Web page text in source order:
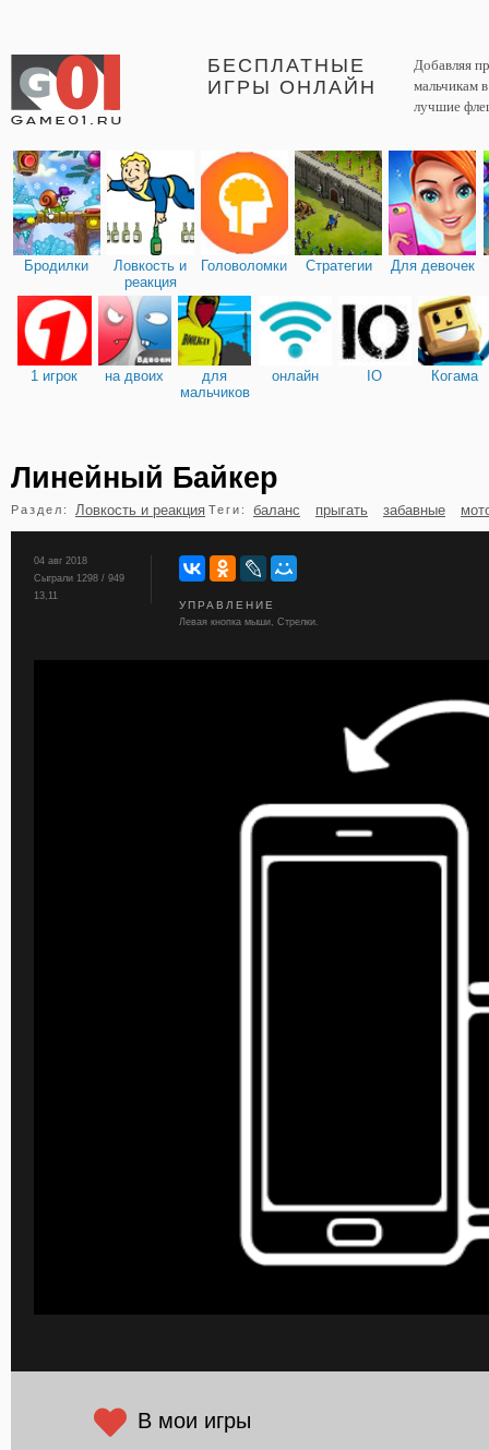
БЕСПЛАТНЫЕ
ИГРЫ ОНЛАЙН
Добавляя
мальчикам
лучшие
Бродилки
Ловкость и
реакция
Головоломки Стратегии Для девочек
1 игрок на двоих
для
мальчиков
онлайн IO Когама
бильярд карты
Линейный Байкер
Раздел: Ловкость и реакция Теги: баланс прыгать забавные
04 авг 2018
Сыграли 1298 / 949
13,11
УПРАВЛЕНИЕ
Левая кнопка мыши, Стрелки.
В мои игры